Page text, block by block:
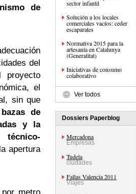
de
del
el
sin que
de
y la
apertura
sector infantil
Solución a los locales
comerciales vacíos: ceder
escaparates
Normativa 2015 para la
artesanía en Catalunya
(Generalitat)
Iniciativas de consumo
colaborativo
Ver todos
Dossiers Paperblog
Mercadona
Empresas
Tudela
ciudades
Fallas Valencia 2011
Viajes